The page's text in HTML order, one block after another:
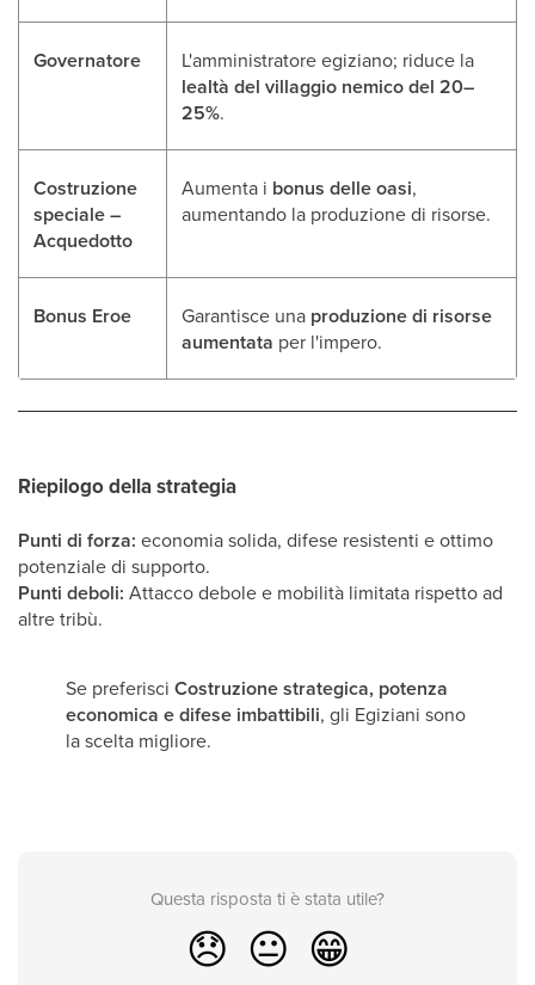
Governatore L'amministratore egiziano; riduce la
lealtà del villaggio nemico del 20–
25%.
Costruzione
speciale –
Acquedotto
Aumenta i bonus delle oasi,
aumentando la produzione di risorse.
Bonus Eroe Garantisce una produzione di risorse
aumentata per l'impero.
Riepilogo della strategia
Punti di forza: economia solida, difese resistenti e ottimo
potenziale di supporto.
Punti deboli: Attacco debole e mobilità limitata rispetto ad
altre tribù.
Se preferisci Costruzione strategica, potenza
economica e difese imbattibili, gli Egiziani sono
la scelta migliore.
Questa risposta ti è stata utile?
😞 😐 😁